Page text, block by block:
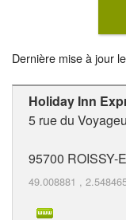
Dernière mise à jour le
Holiday Inn
5 rue du
95700 ROISSY-
49.008881 ,